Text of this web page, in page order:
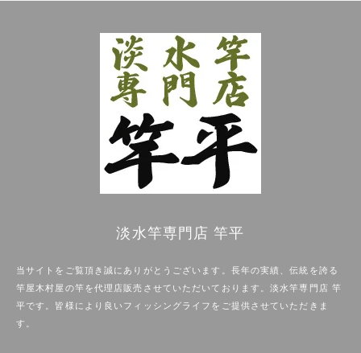
淡水竿専門店 竿平
当サイトをご覧頂き誠にありがとうございます。長年の実績、伝統を誇る
竿屋木村屋の竿を代理店販売させていただいております。淡水竿専門店 竿
平です。皆様により良いフィッシングライフをご提供させていただきま
す。